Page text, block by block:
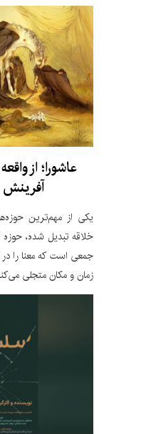
عاشورا؛ از
یکی از مهم‌ترین
خلاقه تبدیل شده،
جمعی است که معنا را
زمان و مکان متجلی